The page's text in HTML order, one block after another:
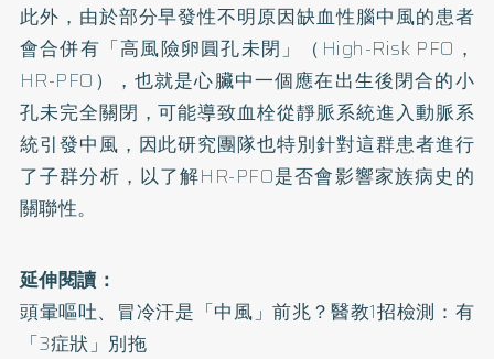
此外，由於部分早發性不明原因缺血性腦中風的患者
會合併有「高風險卵圓孔未閉」（High-Risk PFO，
HR-PFO），也就是心臟中一個應在出生後閉合的小
孔未完全關閉，可能導致血栓從靜脈系統進入動脈系
統引發中風，因此研究團隊也特別針對這群患者進行
了子群分析，以了解HR-PFO是否會影響家族病史的
關聯性。
延伸閱讀：
頭暈嘔吐、冒冷汗是「中風」前兆？醫教1招檢測：有
「3症狀」別拖